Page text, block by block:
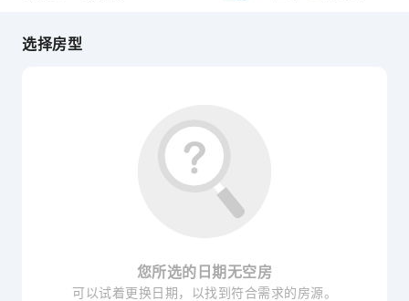
选择房型
您所选的日期无空房
可以试着更换日期，以找到符合需求的房源。